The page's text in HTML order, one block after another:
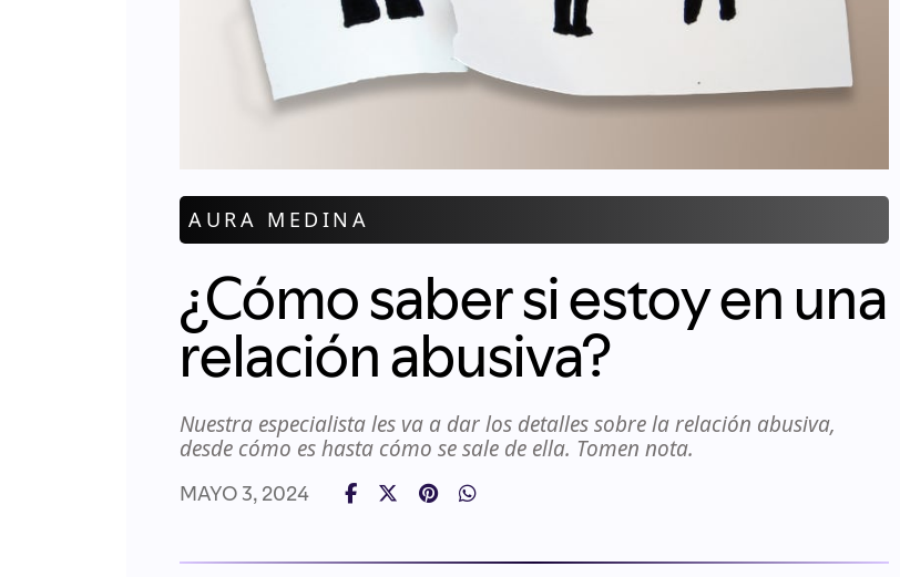
AURA MEDINA
¿Cómo saber si estoy en una
relación abusiva?
Nuestra especialista les va a dar los detalles sobre la relación abusiva,
desde cómo es hasta cómo se sale de ella. Tomen nota.
MAYO 3, 2024